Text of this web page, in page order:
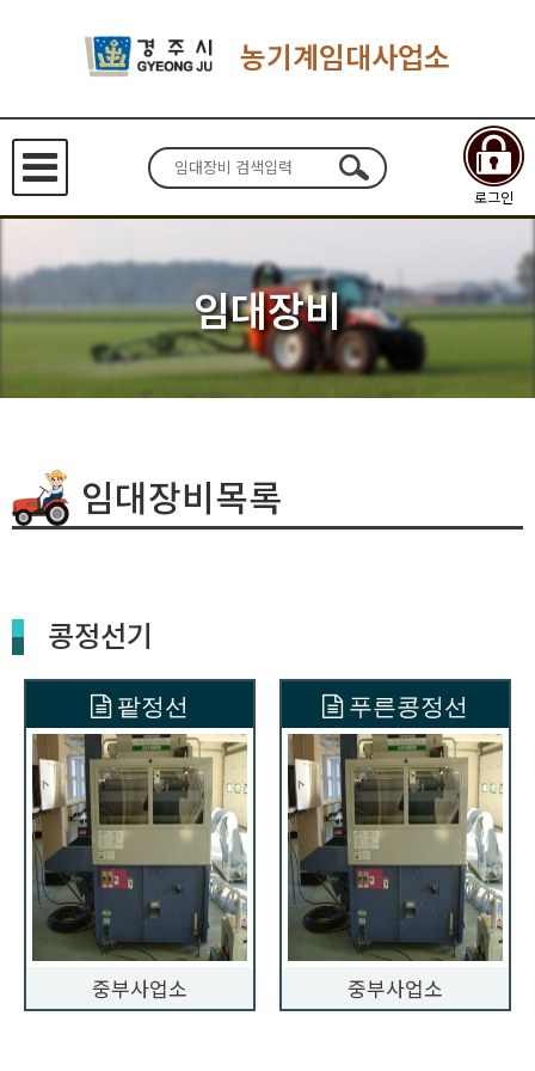
농기계임대사업소
로그인
임대장비
임대장비목록
콩정선기
팥정선
중부사업소
푸른콩정선
중부사업소